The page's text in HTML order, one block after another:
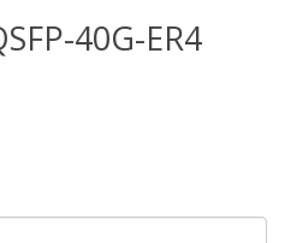
40G-ER4